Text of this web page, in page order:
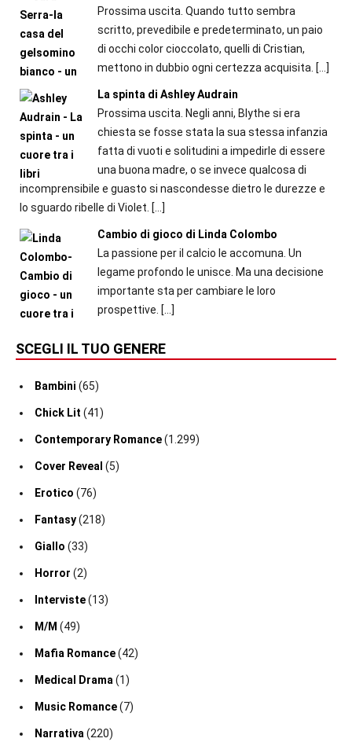
Prossima uscita. Quando tutto sembra
scritto, prevedibile e predeterminato, un paio
di occhi color cioccolato, quelli di Cristian,
mettono in dubbio ogni certezza acquisita. […]
La spinta di Ashley Audrain
Prossima uscita. Negli anni, Blythe si era
chiesta se fosse stata la sua stessa infanzia
fatta di vuoti e solitudini a impedirle di essere
una buona madre, o se invece qualcosa di
incomprensibile e guasto si nascondesse dietro le durezze e
lo sguardo ribelle di Violet. […]
Cambio di gioco di Linda Colombo
La passione per il calcio le accomuna. Un
legame profondo le unisce. Ma una decisione
importante sta per cambiare le loro
prospettive. […]
SCEGLI IL TUO GENERE
Bambini (65)
Chick Lit (41)
Contemporary Romance(1.299)
Cover Reveal (5)
Erotico (76)
Fantasy(218)
Giallo (33)
Horror (2)
Interviste(13)
M/M (49)
Mafia Romance(42)
Medical Drama(1)
Music Romance(7)
Narrativa(220)